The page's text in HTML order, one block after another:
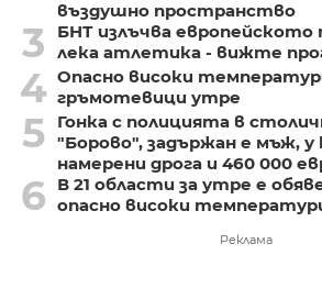
въздушно пространство
3
БНТ излъчва европейското
лека атлетика - вижте
4 Опасно високи
гръмотевици утре
5
Гонка с полицията в
"Борово", задържан е мъж, у
намерени дрога и 460 000
6
В 21 области за утре е
опасно високи
Реклама